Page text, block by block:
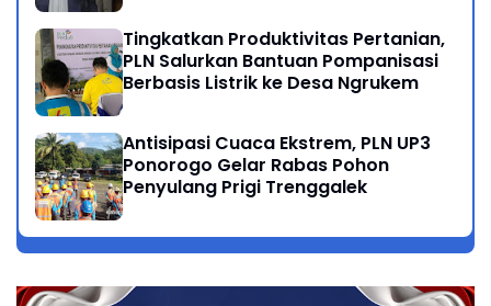
Tingkatkan Produktivitas Pertanian,
PLN Salurkan Bantuan Pompanisasi
Berbasis Listrik ke Desa Ngrukem
Antisipasi Cuaca Ekstrem, PLN UP3
Ponorogo Gelar Rabas Pohon
Penyulang Prigi Trenggalek